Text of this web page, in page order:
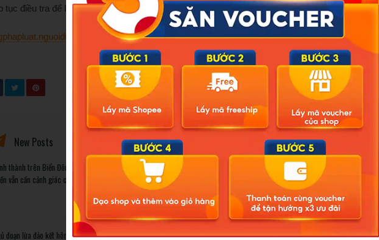
điều tra để làm rõ các nội dung liên quan.
ra-lenh-bat-tam-giam-giao-vien-day-lai-xe-nguyen-anh-tuan-sn-1985-
New Posts
thành trên Biển Đông: Vì sao không ảnh
vẫn cần cảnh giác cao độ?
đoạn lừa đảo kết hôn: Khi sính lễ trở thành
Related Posts
Bão số 3 hình thành trên Biển Đông: Vì sao không ảnh
hưởng đất liền vẫn cần cảnh giác cao độ?
Cảnh báo thủ đoạn lừa đảo kết hôn: Khi sính lễ trở thành